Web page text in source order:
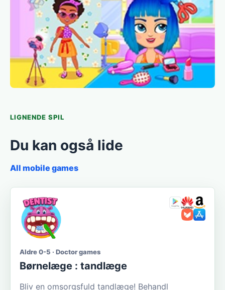
LIGNENDE SPIL
Du kan også lide
All mobile games
Aldre 0-5 · Doctor games
Børnelæge : tandlæge
Bliv en omsorgsfuld tandlæge! Behandl